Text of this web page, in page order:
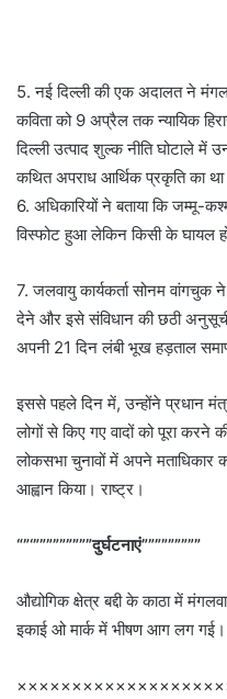
5. नई दिल्ली की एक अदालत ने
कविता को 9 अप्रैल तक न्यायिक
दिल्ली उत्पाद शुल्क नीति घोटाले में
कथित अपराध आर्थिक प्रकृति का
6. अधिकारियों ने बताया कि जम्मू-
विस्फोट हुआ लेकिन किसी के घायल
7. जलवायु कार्यकर्ता सोनम वांगचुक
देने और इसे संविधान की छठी
अपनी 21 दिन लंबी भूख हड़ताल
इससे पहले दिन में, उन्होंने प्रधान
लोगों से किए गए वादों को पूरा करने
लोकसभा चुनावों में अपने मताधिकार
आह्वान किया। राष्ट्र।
“”‘”””””””””दुर्घटनाएं”””””””””
औद्योगिक क्षेत्र बद्दी के काठा में
इकाई ओ मार्क में भीषण आग लग गई।